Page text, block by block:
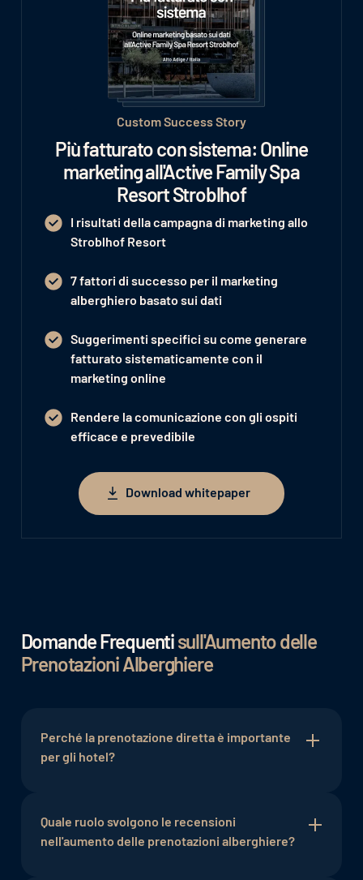
Custom Success Story
Più fatturato con sistema: Online
marketing all'Active Family Spa
Resort Stroblhof
I risultati della campagna di marketing allo
Stroblhof Resort
7 fattori di successo per il marketing
alberghiero basato sui dati
Suggerimenti specifici su come generare
fatturato sistematicamente con il
marketing online
Rendere la comunicazione con gli ospiti
efficace e prevedibile
Download whitepaper
Download whitepaper
Domande Frequentisull'Aumento delle
Prenotazioni Alberghiere
Perché la prenotazione diretta è importante
per gli hotel?
dell'hotel consente agli hotel di mantenere il
controllo completo sul processo di prenotazione
Quale ruolo svolgono le recensioni
nell'aumento delle prenotazioni alberghiere?